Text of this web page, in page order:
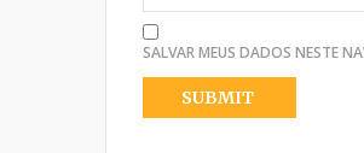
SALVAR MEUS DADOS NESTE